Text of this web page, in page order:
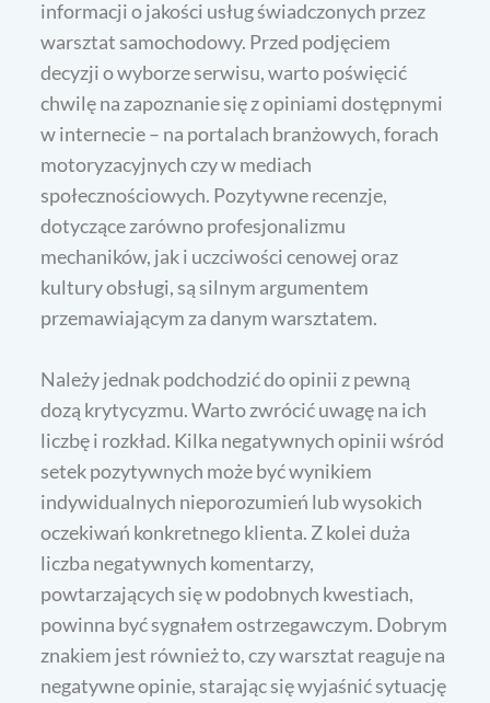
informacji o jakości usług świadczonych przez
warsztat samochodowy. Przed podjęciem
decyzji o wyborze serwisu, warto poświęcić
chwilę na zapoznanie się z opiniami dostępnymi
w internecie – na portalach branżowych, forach
motoryzacyjnych czy w mediach
społecznościowych. Pozytywne recenzje,
dotyczące zarówno profesjonalizmu
mechaników, jak i uczciwości cenowej oraz
kultury obsługi, są silnym argumentem
przemawiającym za danym warsztatem.
Należy jednak podchodzić do opinii z pewną
dozą krytycyzmu. Warto zwrócić uwagę na ich
liczbę i rozkład. Kilka negatywnych opinii wśród
setek pozytywnych może być wynikiem
indywidualnych nieporozumień lub wysokich
oczekiwań konkretnego klienta. Z kolei duża
liczba negatywnych komentarzy,
powtarzających się w podobnych kwestiach,
powinna być sygnałem ostrzegawczym. Dobrym
znakiem jest również to, czy warsztat reaguje na
negatywne opinie, starając się wyjaśnić sytuację